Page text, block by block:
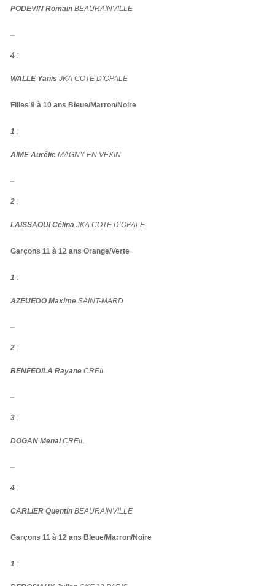
PODEVIN Romain BEAURAINVILLE
4 :
WALLE Yanis JKA COTE D’OPALE
Filles 9 à 10 ans Bleue/Marron/Noire
1 :
AIME Aurélie MAGNY EN VEXIN
2 :
LAISSAOUI Célina JKA COTE D’OPALE
Garçons 11 à 12 ans Orange/Verte
1 :
AZEUEDO Maxime SAINT-MARD
2 :
BENFEDILA Rayane CREIL
3 :
DOGAN MenalCREIL
4 :
CARLIER Quentin BEAURAINVILLE
Garçons 11 à 12 ans Bleue/Marron/Noire
1 :